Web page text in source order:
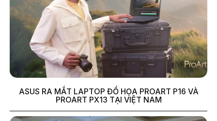
ASUS RA MẮT LAPTOP ĐỒ HỌA PROART P16 VÀ
PROART PX13 TẠI VIỆT NAM